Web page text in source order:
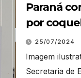
Paraná
por
25/07/2024
Imagem
Secretaria de